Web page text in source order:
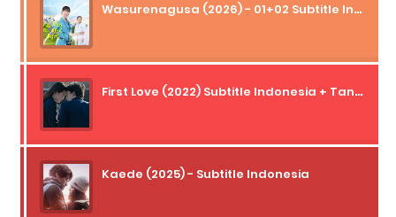
Wasurenagusa (2026) - 01+02 Subtitle Indonesia
First Love (2022) Subtitle Indonesia + Tanpa Iklan + Streaming + 1080p
Kaede (2025) - Subtitle Indonesia